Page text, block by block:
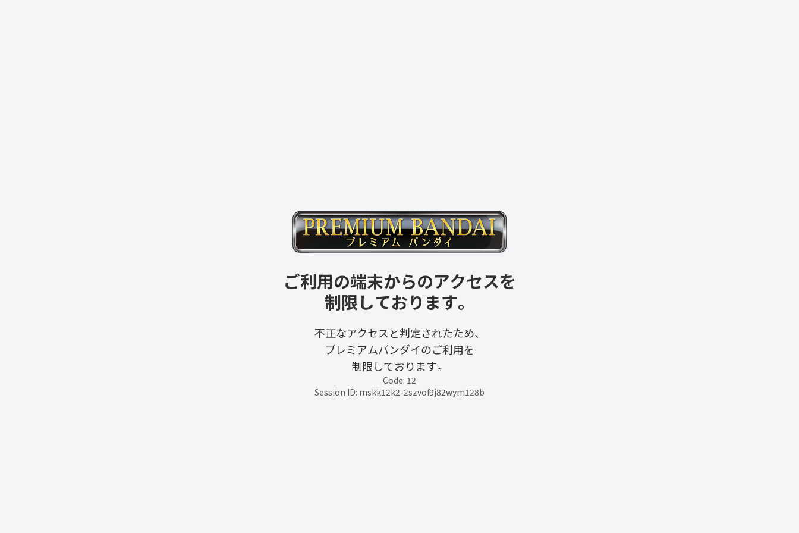
ご利用の端末からのアクセスを
制限しております。
不正なアクセスと判定されたため、
プレミアムバンダイのご利用を
制限しております。
Code: 12
Session ID: mskk12k2-2szvof9j82wym128b